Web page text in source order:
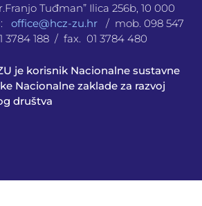
Tuđman” Ilica 256b, 10 000
office@hcz-zu.hr
/ mob. 098 547
3784 188 / fax. 01 3784 480
je korisnik Nacionalne sustavne
Nacionalne zaklade za razvoj
društva